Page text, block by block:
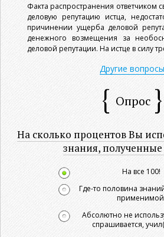
Факта распространения ответчиком
деловую репутацию истца,
причинении ущерба деловой
денежного возмещения за
деловой репутации. На истце в силу
Другие вопросы
Опрос
На сколько процентов Вы
знания, полученные
На все 100!
Где-то половина
Абсолютно не
спрашивается,